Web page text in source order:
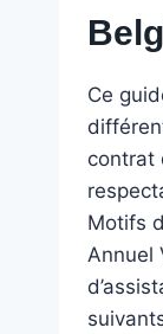
Ce
contrat
Motifs
Annuel